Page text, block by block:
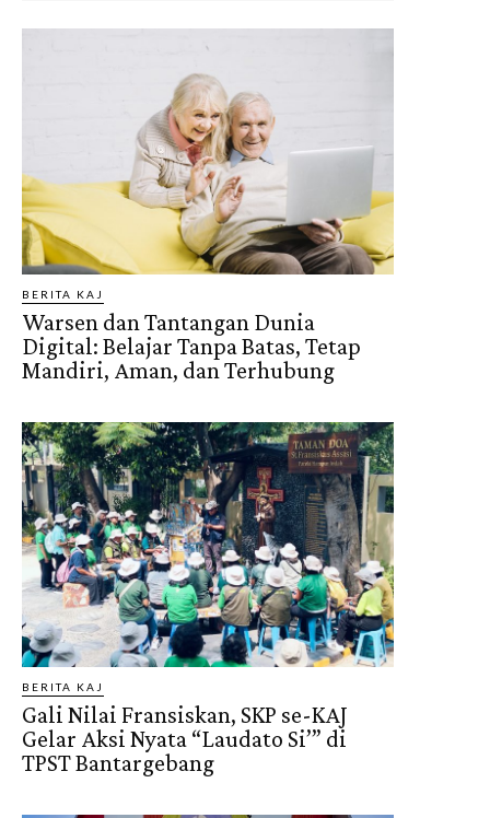
BERITA KAJ
Warsen dan Tantangan Dunia
Digital: Belajar Tanpa Batas, Tetap
Mandiri, Aman, dan Terhubung
BERITA KAJ
Gali Nilai Fransiskan, SKP se-KAJ
Gelar Aksi Nyata “Laudato Si’” di
TPST Bantargebang